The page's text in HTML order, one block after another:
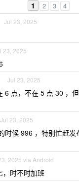
1 2 3 4
Jul 23, 2025
23, 2025
Jul 23, 2025
6 点，不在 5 点 30 ，
Jul 23, 2025
时候 996 ，特别忙赶
2025 via Android
，时不时加班